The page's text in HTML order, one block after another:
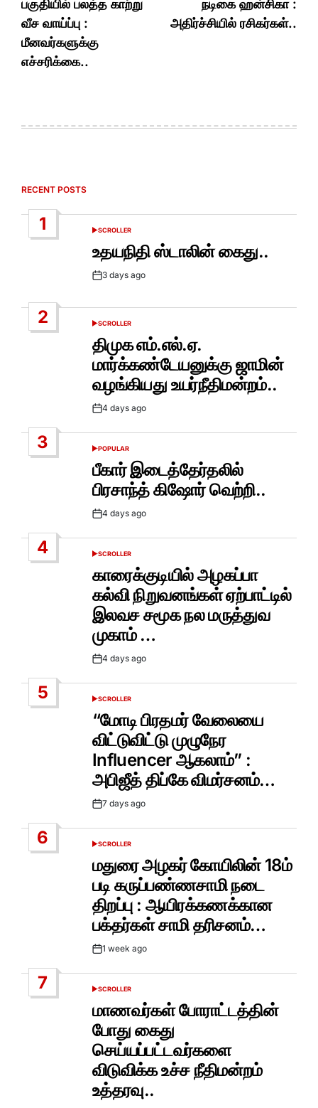
பகுதியில் பலத்த காற்று
வீச வாய்ப்பு :
மீனவர்களுக்கு
எச்சரிக்கை..
நடிகை ஹன்சிகா :
அதிர்ச்சியில் ரசிகர்கள்..
RECENT POSTS
1
POSTED
SCROLLER
உதயநிதி ஸ்டாலின் கைது..
Post3 days ago
2
POSTED
SCROLLER
திமுக எம்.எல்.ஏ.
மார்க்கண்டேயனுக்கு ஜாமின்
வழங்கியது உயர்நீதிமன்றம்..
Post4 days ago
3
POSTED
IN
POPULAR
பீகார் இடைத்தேர்தலில்
பிரசாந்த் கிஷோர் வெற்றி..
Post4 days ago
4
POSTED
SCROLLER
காரைக்குடியில் அழகப்பா
கல்வி நிறுவனங்கள் ஏற்பாட்டில்
இலவச சமூக நல மருத்துவ
முகாம் …
Post4 days ago
5
POSTED
IN
SCROLLER
“மோடி பிரதமர் வேலையை
விட்டுவிட்டு முழுநேர
Influencer ஆகலாம்” :
அபிஜீத் திப்கே விமர்சனம்…
Post7 days ago
6
POSTED
SCROLLER
மதுரை அழகர் கோயிலின் 18ம்
படி கருப்பண்ணசாமி நடை
திறப்பு : ஆயிரக்கணக்கான
பக்தர்கள் சாமி தரிசனம்…
Post1 week ago
7
POSTED
SCROLLER
மாணவர்கள் போராட்டத்தின்
போது கைது
செய்யப்பட்டவர்களை
விடுவிக்க உச்ச நீதிமன்றம்
உத்தரவு..